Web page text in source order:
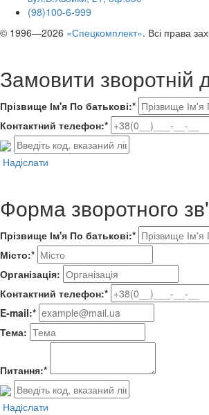
(98)100-6-999
© 1996—2026 «Спецкомплект». Всі права
Замовити зворотній
Прізвище Ім'я По батькові:*
Контактний телефон:*
Надіслати
Форма зворотного
Прізвище Ім'я По батькові:*
Місто:*
Організація:
Контактний телефон:*
E-mail:*
Тема:
Питання:*
Надіслати